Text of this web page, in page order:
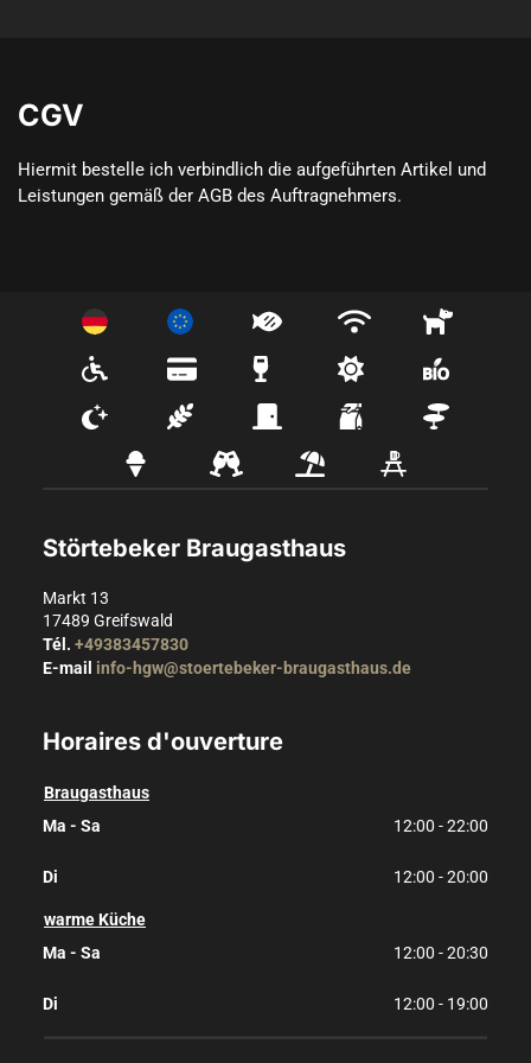
CGV
Hiermit bestelle ich verbindlich die aufgeführten Artikel und
Leistungen gemäß der AGB des Auftragnehmers.
Störtebeker Braugasthaus
Markt 13
17489 Greifswald
Tél. +49383457830
E-mail info-hgw@stoertebeker-braugasthaus.de
Horaires d'ouverture
Braugasthaus
Ma - Sa
12:00 - 22:00
Di 12:00 - 20:00
warme Küche
Ma - Sa
12:00 - 20:30
Di 12:00 - 19:00